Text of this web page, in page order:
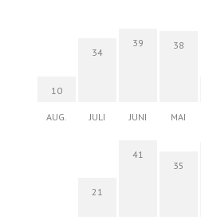
10
AUG.
34
JULI
39
JUNI
38
MAI
21
41
35